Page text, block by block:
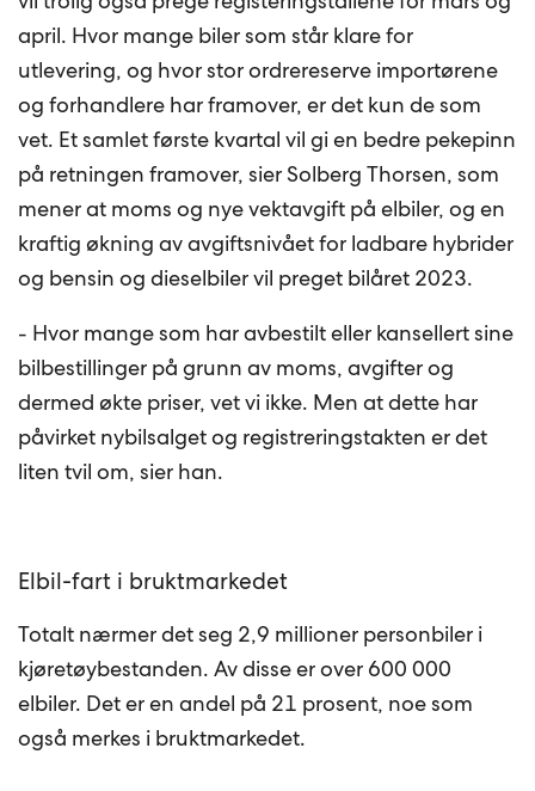
april. Hvor mange biler som står klare for
utlevering, og hvor stor ordrereserve importørene
og forhandlere har framover, er det kun de som
vet. Et samlet første kvartal vil gi en bedre pekepinn
på retningen framover, sier Solberg Thorsen, som
mener at moms og nye vektavgift på elbiler, og en
kraftig økning av avgiftsnivået for ladbare hybrider
og bensin og dieselbiler vil preget bilåret 2023.
- Hvor mange som har avbestilt eller kansellert sine
bilbestillinger på grunn av moms, avgifter og
dermed økte priser, vet vi ikke. Men at dette har
påvirket nybilsalget og registreringstakten er det
liten tvil om, sier han.
Elbil-fart i bruktmarkedet
Totalt nærmer det seg 2,9 millioner personbiler i
kjøretøybestanden. Av disse er over 600 000
elbiler. Det er en andel på 21 prosent, noe som
også merkes i bruktmarkedet.